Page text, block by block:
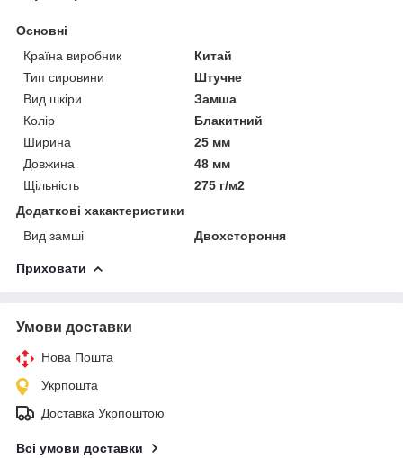
Основні
Країна виробник
Китай
Тип сировини
Штучне
Вид шкіри
Замша
Колір
Блакитний
Ширина
25 мм
Довжина
48 мм
Щільність
275 г/м2
Додаткові хакактеристики
Вид замші
Двохстороння
Приховати
Умови доставки
Нова Пошта
Укрпошта
Доставка Укрпоштою
Всі умови доставки